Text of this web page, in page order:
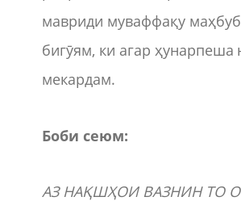
мавриди муваффақу
бигӯям, ки агар
мекардам.
Боби сеюм:
АЗ НАҚШҲОИ ВАЗНИН ТО